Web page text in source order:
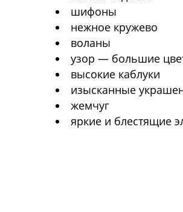
шифоны
нежное кружево
воланы
узор — большие
высокие каблуки
изысканные
жемчуг
яркие и блестящие